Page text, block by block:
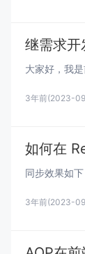
继需求开
3年前(2023-
如何在
3年前(2023-